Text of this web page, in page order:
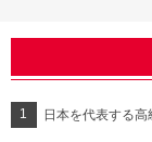
日本を代表する